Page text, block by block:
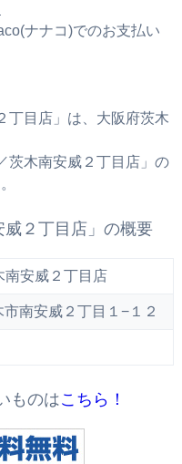
ナナコ)でのお支払い
丁目店」は、大阪府茨木
茨木南安威２丁目店」の
威２丁目店」の概要
南安威２丁目店
南安威２丁目１−１２
ものはこちら！